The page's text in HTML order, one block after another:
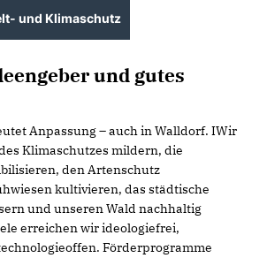
und Klimaschutz
und gutes
Anpassung – auch in Walldorf. IWir
Klimaschutzes mildern, die
den Artenschutz
kultivieren, das städtische
und unseren Wald nachhaltig
erreichen wir ideologiefrei,
Förderprogramme